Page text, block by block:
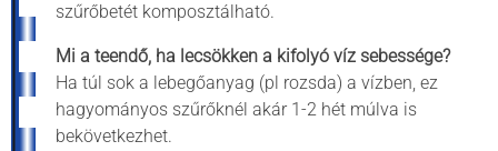
szűrőbetét komposztálható.
Mi a teendő, ha lecsökken a kifolyó víz sebessége?
Ha túl sok a lebegőanyag (pl rozsda) a vízben, ez
hagyományos szűrőknél akár 1-2 hét múlva is
bekövetkezhet.